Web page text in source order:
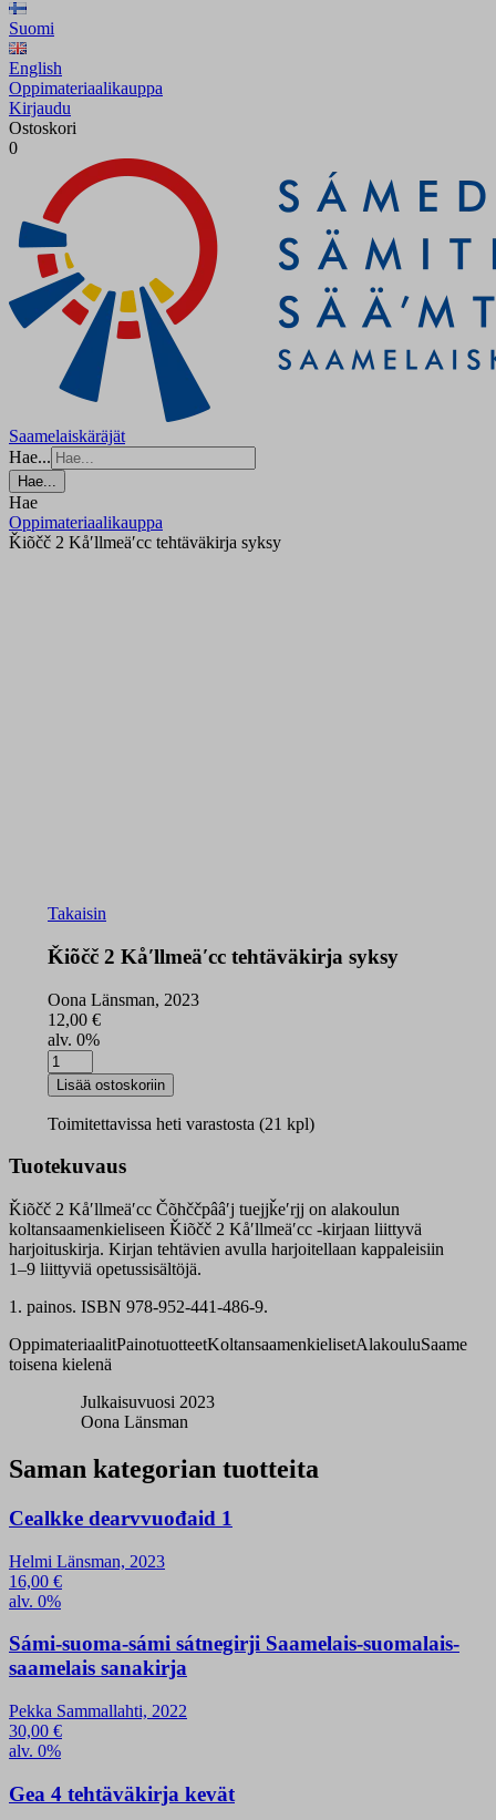
Suomi
English
Oppimateriaalikauppa
Kirjaudu
Ostoskori
0
Saamelaiskäräjät
Hae...
Hae...
Hae
Oppimateriaalikauppa
Ǩiõčč 2 Kåʹllmeäʹcc tehtäväkirja syksy
Takaisin
Ǩiõčč 2 Kåʹllmeäʹcc tehtäväkirja syksy
Oona Länsman, 2023
12,00 €
alv. 0%
Ǩiõčč
2
Kåʹllmeäʹcc
tehtäväkirja
määrä
Lisää ostoskoriin
Toimitettavissa heti varastosta (21 kpl)
Tuotekuvaus
Ǩiõčč 2 Kåʹllmeäʹcc Čõhččpââʹj tuejjǩeʹrjj on alakoulun
koltansaamenkieliseen Ǩiõčč 2 Kåʹllmeäʹcc -kirjaan liittyvä
harjoituskirja. Kirjan tehtävien avulla harjoitellaan kappaleisiin
1–9 liittyviä opetussisältöjä.
1. painos. ISBN 978-952-441-486-9.
OppimateriaalitPainotuotteetKoltansaamenkielisetAlakouluSaame
toisena kielenä
Julkaisuvuosi 2023
Oona Länsman
Saman kategorian tuotteita
Cealkke dearvvuođaid 1
Helmi Länsman, 2023
16,00 €
alv. 0%
Sámi-suoma-sámi sátnegirji Saamelais-suomalais-
saamelais sanakirja
Pekka Sammallahti, 2022
30,00 €
alv. 0%
Gea 4 tehtäväkirja kevät